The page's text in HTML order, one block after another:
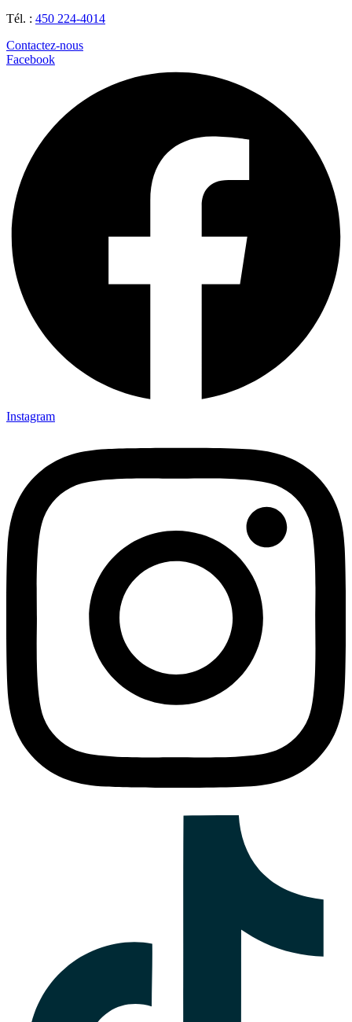
Tél. : 450 224-4014
Contactez-nous
Facebook
Instagram